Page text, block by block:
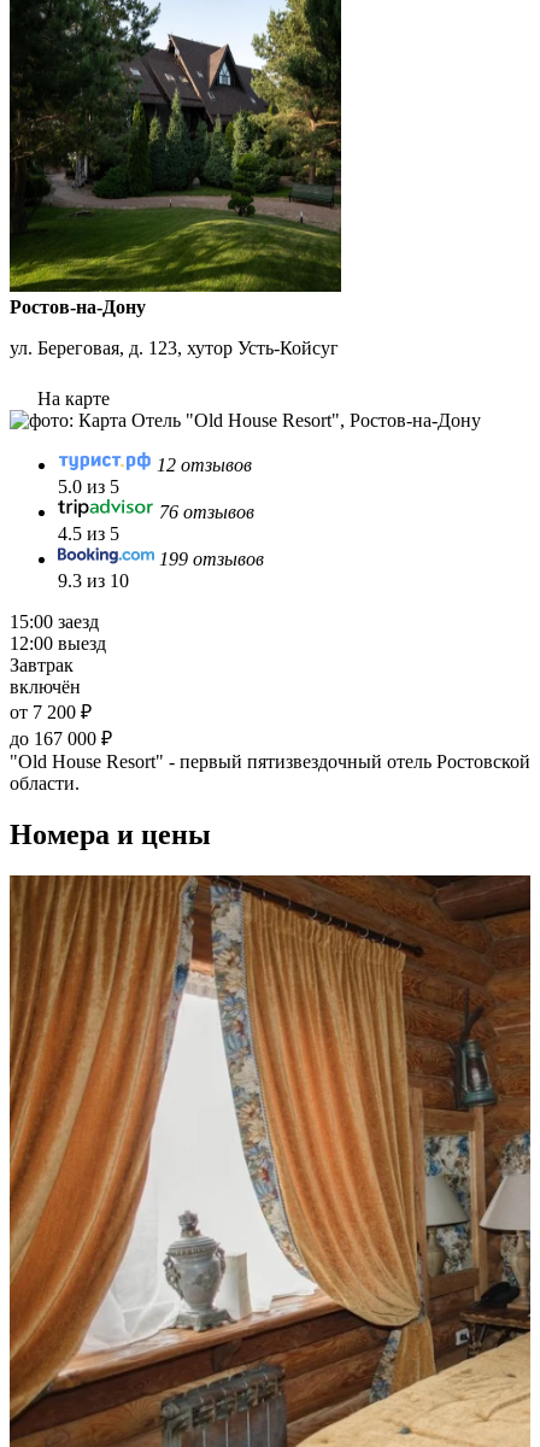
Ростов-на-Дону
ул. Береговая, д. 123, хутор Усть-Койсуг
На карте
12 отзывов
5.0 из 5
76 отзывов
4.5 из 5
199 отзывов
9.3 из 10
15:00 заезд
12:00 выезд
Завтрак
включён
от 7 200 ₽
до 167 000 ₽
"Old House Resort" - первый пятизвездочный отель Ростовской
области.
Номера и цены